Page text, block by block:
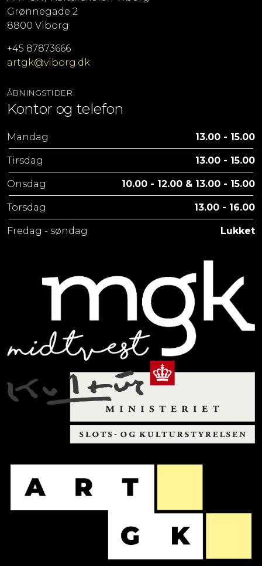
Grønnegade 2
8800 Viborg
+45 87873666
artgk@viborg.dk
ÅBNINGSTIDER
Kontor og telefon
Mandag 13.00 - 15.00
Tirsdag 13.00 - 15.00
Onsdag 10.00 - 12.00 & 13.00 - 15.00
Torsdag 13.00 - 16.00
Fredag - søndag Lukket